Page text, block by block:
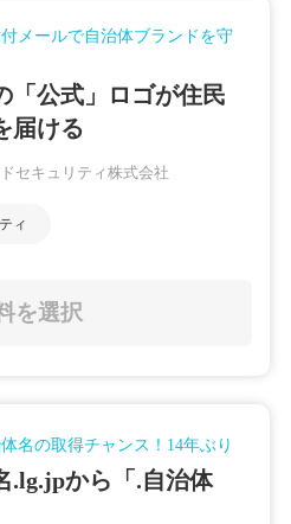
メールで自治体ブランドを守
「公式」ロゴが住民
届ける
セキュリティ株式会社
ィ
を選択
名の取得チャンス！14年ぶり
.lg.jpから「.自治体